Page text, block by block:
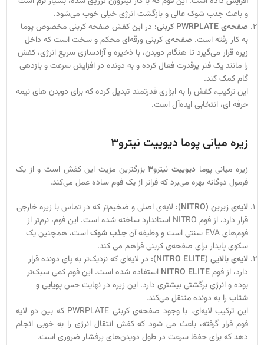
و باعث جذب شوک عالی و بازگشت انرژی خیلی خوب می‌شود.
صفحه‌ی PWRPLATE کربنی:
در این کفش صفحه کربنی مخصوص پوما
به کار رفته است. صفحه‌ی کربنی ورقه‌ای محکم و سخت است که داخل
زیره قرار می‌گیرد تا هنگام دویدن، با ذخیره و آزادسازی سریع انرژی، کفش
را مانند یک فنر پرقدرت فعال کرده و به دونده در افزایش سرعت و بازدهی
گام کمک کند.
این ترکیب، کفش را به ابزاری قدرتمند تبدیل کرده که برای دویدن های نیمه
حرفه ای، انتخابی ایده‌آل است.
زیره میانی پوما دیوییت نیترو3
زیره میانی پوما دیوییت نیترو3 بزرگترین مزیت این کفش است و از یک
فرمول دوگانه بهره می‌برد که فراتر از یک فوم ساده عمل می‌کند.
لایه‌ی زیرین (NITRO):
لایه‌ی اصلی و ضخیم‌تر که در تماس با زیره خارجی
قرار دارد، از فوم NITRO استاندارد ساخته شده است. این فوم، نرم‌تر از
فوم‌های EVA سنتی است و وظیفه آن
جذب شوکاست، همچنین یک
سکوی پایدار برای صفحه‌ی کربنی فراهم می کند.
لایه‌ی بالایی (NITRO ELITE):
در لایه‌ای که نزدیک‌تر به پای دونده قرار
دارد، از فومNITRO ELITE استفاده شده است. این فوم کمی سبک‌تر
بوده و انرژی برگشتی بیشتری دارد. این زیره در نهایت حسپویایی و
شتاب را به دونده منتقل می‌کند.
این ترکیب لایه‌ای، با وجود صفحه‌ی کربنی PWRPLATE که بین دو لایه
فوم قرار گرفته، باعث می شود که کفش انتقال انرژی را به خوبی انجام
دهد که برای حفظ سرعت در طول دویدن‌های پرفشار ضروری است.